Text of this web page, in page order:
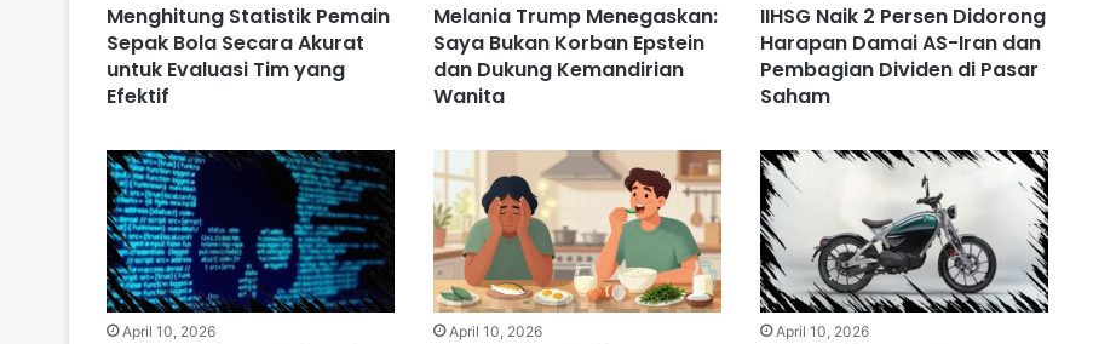
Menghitung Statistik Pemain
Sepak Bola Secara Akurat
untuk Evaluasi Tim yang
Efektif
Melania Trump Menegaskan:
Saya Bukan Korban Epstein
dan Dukung Kemandirian
Wanita
IIHSG Naik 2 Persen Didorong
Harapan Damai AS-Iran dan
Pembagian Dividen di Pasar
Saham
April 10, 2026 April 10, 2026 April 10, 2026